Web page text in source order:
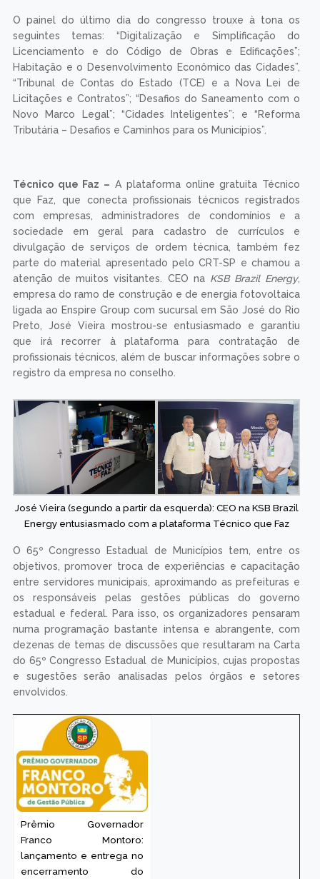
O painel do último dia do congresso trouxe à tona os
seguintes temas: “Digitalização e Simplificação do
Licenciamento e do Código de Obras e Edificações”;
Habitação e o Desenvolvimento Econômico das Cidades”,
“Tribunal de Contas do Estado (TCE) e a Nova Lei de
Licitações e Contratos”; “Desafios do Saneamento com o
Novo Marco Legal”; “Cidades Inteligentes”; e “Reforma
Tributária – Desafios e Caminhos para os Municípios”.
Técnico que Faz – A plataforma online gratuita Técnico
que Faz, que conecta profissionais técnicos registrados
com empresas, administradores de condomínios e a
sociedade em geral para cadastro de currículos e
divulgação de serviços de ordem técnica, também fez
parte do material apresentado pelo CRT-SP e chamou a
atenção de muitos visitantes. CEO na KSB Brazil Energy,
empresa do ramo de construção e de energia fotovoltaica
ligada ao Enspire Group com sucursal em São José do Rio
Preto, José Vieira mostrou-se entusiasmado e garantiu
que irá recorrer à plataforma para contratação de
profissionais técnicos, além de buscar informações sobre o
registro da empresa no conselho.
José Vieira (segundo a partir da esquerda): CEO na KSB Brazil
Energy entusiasmado com a plataforma Técnico que Faz
O 65º Congresso Estadual de Municípios tem, entre os
objetivos, promover troca de experiências e capacitação
entre servidores municipais, aproximando as prefeituras e
os responsáveis pelas gestões públicas do governo
estadual e federal. Para isso, os organizadores pensaram
numa programação bastante intensa e abrangente, com
dezenas de temas de discussões que resultaram na Carta
do 65º Congresso Estadual de Municípios, cujas propostas
e sugestões serão analisadas pelos órgãos e setores
envolvidos.
Prêmio Governador
Franco Montoro:
lançamento e entrega no
encerramento do